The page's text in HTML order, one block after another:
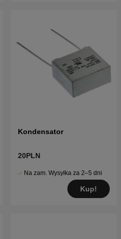
Kondensator
20PLN
Na zam. Wysyłka za 2–5 dni
Kup!